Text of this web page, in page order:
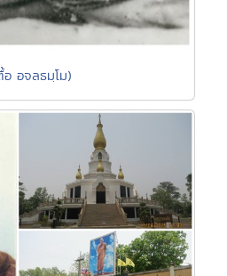
อจลธมฺโม)